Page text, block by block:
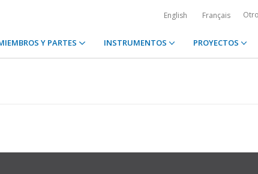
English Français
Y PARTES INSTRUMENTOS PROYECTOS